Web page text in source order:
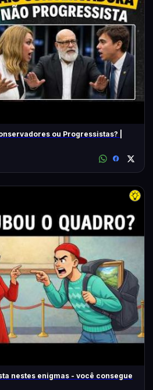
ou Progressistas? |
nestes enigmas - você consegue